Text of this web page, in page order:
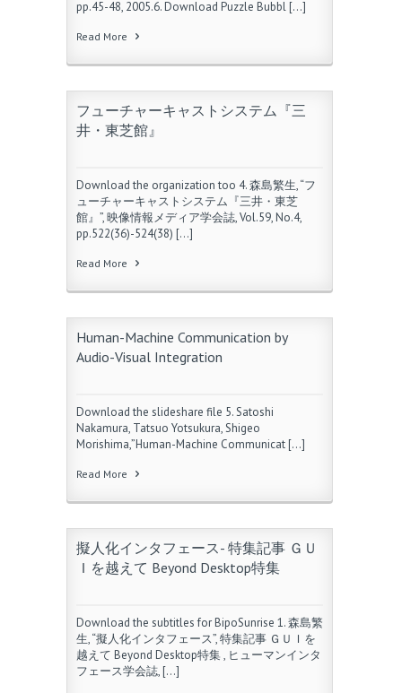
pp.45-48, 2005.6. Download Puzzle Bubbl […]
Read More
フューチャーキャストシステム『三
井・東芝館』
Download the organization too 4. 森島繁生, “フ
ューチャーキャストシステム『三井・東芝
館』”, 映像情報メディア学会誌, Vol.59, No.4,
pp.522(36)-524(38) […]
Read More
Human-Machine Communication by
Audio-Visual Integration
Download the slideshare file 5. Satoshi
Nakamura, Tatsuo Yotsukura, Shigeo
Morishima,”Human-Machine Communicat […]
Read More
擬人化インタフェース- 特集記事 ＧＵ
Ｉを越えて Beyond Desktop特集
Download the subtitles for BipoSunrise 1. 森島繁
生, “擬人化インタフェース”, 特集記事 ＧＵＩを
越えて Beyond Desktop特集 , ヒューマンインタ
フェース学会誌, […]